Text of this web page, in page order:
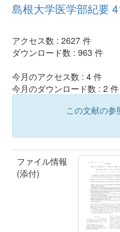
島根大学医学部紀要
アクセス数 : 2627 件
ダウンロード数 : 963 件
今月のアクセス数 : 4 件
今月のダウンロード数 : 2 件
この文献の参
ファイル情報
(添付)